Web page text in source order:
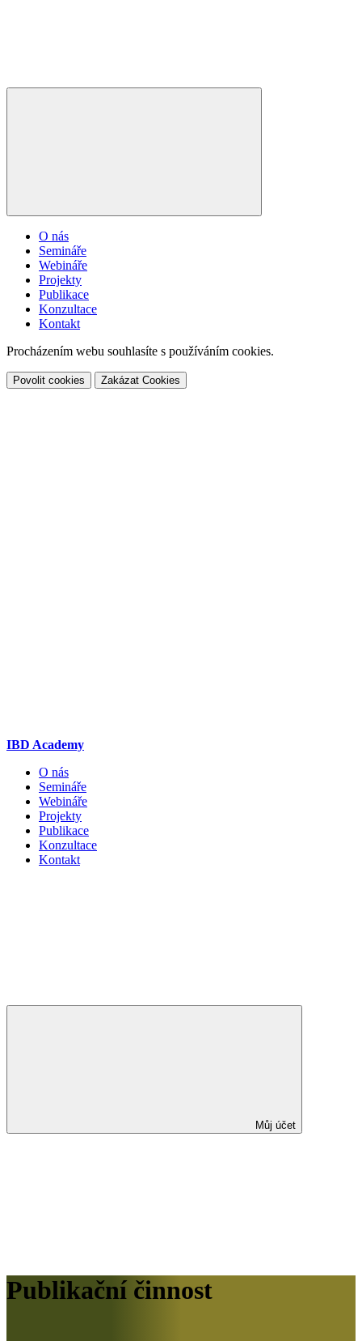
O nás
Semináře
Webináře
Projekty
Publikace
Konzultace
Kontakt
Procházením webu souhlasíte s používáním cookies.
Povolit cookies Zakázat Cookies
IBD Academy
O nás
Semináře
Webináře
Projekty
Publikace
Konzultace
Kontakt
Můj účet
Publikační činnost